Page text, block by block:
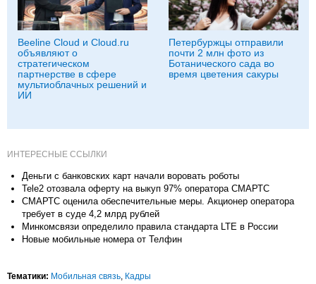
Beeline Cloud и Cloud.ru
объявляют о
стратегическом
партнерстве в сфере
мультиоблачных решений и
ИИ
Петербуржцы отправили
почти 2 млн фото из
Ботанического сада во
время цветения сакуры
ИНТЕРЕСНЫЕ ССЫЛКИ
Деньги с банковских карт начали воровать роботы
Tele2 отозвала оферту на выкуп 97% оператора СМАРТС
СМАРТС оценила обеспечительные меры. Акционер оператора
требует в суде 4,2 млрд рублей
Минкомсвязи определило правила стандарта LTE в России
Новые мобильные номера от Телфин
Тематики: Мобильная связь Кадры